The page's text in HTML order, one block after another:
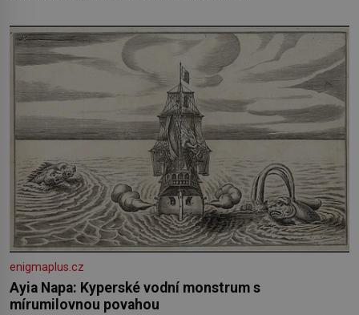
enigmaplus.cz
Ayia Napa: Kyperské vodní monstrum s
mírumilovnou povahou